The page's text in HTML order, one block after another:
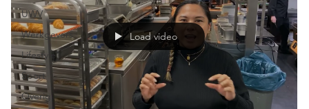
UWV
Werkgevers
Lifestyle
Sport
Overig
Load video